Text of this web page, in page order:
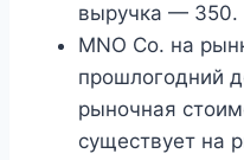
выручка — 350.
MNO Co. на
прошлогодний
рыночная
существует на